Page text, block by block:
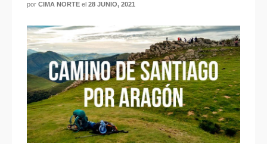
por CIMA NORTE el 28 JUNIO, 2021